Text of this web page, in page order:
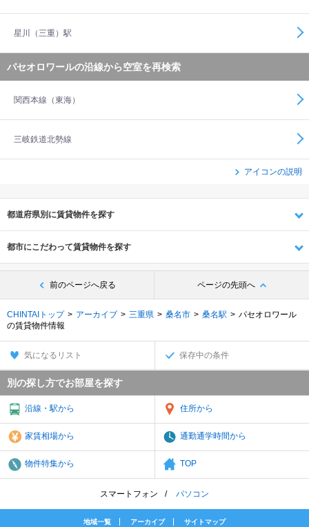
星川（三重）駅
パセオロワールの沿線から空室を再検索
関西本線（東海）
三岐鉄道北勢線
アイコンの説明
都道府県別に賃貸物件を探す
都市にこだわって賃貸物件を探す
前のページへ戻る ページの先頭へ
CHINTAIトップ アーカイブ 三重県 桑名市 桑名駅
パセオロワール
の賃貸物件情報
気になるリスト 保存中の条件
別の探し方でお部屋を探す
沿線・駅から 住所から
家賃相場から 通勤通学時間から
物件特集から TOP
スマートフォン パソコン
地域一覧 アーカイブ サイトマップ